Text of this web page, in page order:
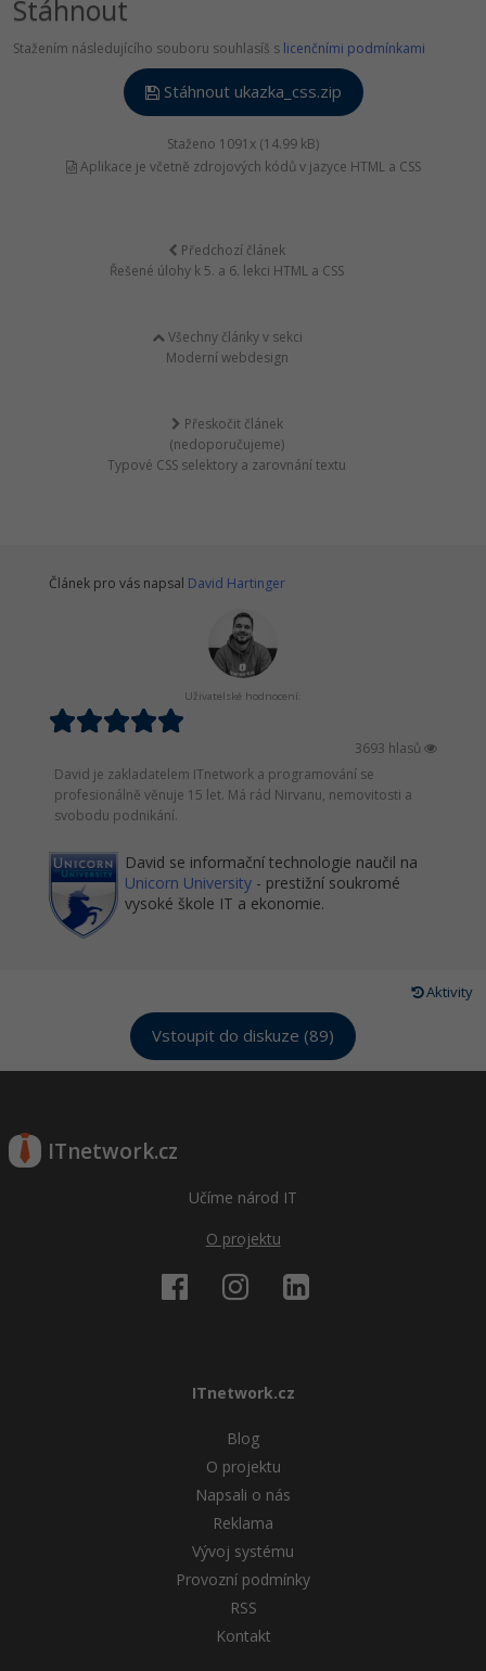
Stáhnout
Stažením následujícího souboru souhlasíš s licenčními podmínkami
Stáhnout ukazka_css.zip
Staženo 1091x (14.99 kB)
Aplikace je včetně zdrojových kódů v jazyce HTML a CSS
Předchozí článek
Řešené úlohy k 5. a 6. lekci HTML a CSS
Všechny články v sekci
Moderní webdesign
Přeskočit článek
(nedoporučujeme)
Typové CSS selektory a zarovnání textu
Článek pro vás napsal David Hartinger
Uživatelské hodnocení:
3693 hlasů
David je zakladatelem ITnetwork a programování se
profesionálně věnuje 15 let. Má rád Nirvanu, nemovitosti a
svobodu podnikání.
David se informační technologie naučil na
Unicorn University - prestižní soukromé
vysoké škole IT a ekonomie.
Aktivity
Vstoupit do diskuze (89)
ITnetwork.cz
Učíme národ IT
O projektu
ITnetwork.cz
Blog
O projektu
Napsali o nás
Reklama
Vývoj systému
Provozní podmínky
RSS
Kontakt